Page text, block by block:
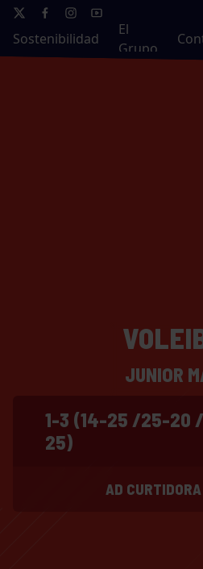
Sostenibilidad
El
Grupo
JUNIOR
1-3 (14-25 /25-20
25)
AD CURTIDORA